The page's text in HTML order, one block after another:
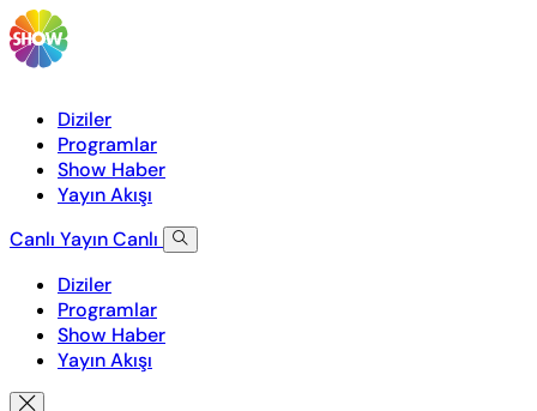
Diziler
Programlar
Show Haber
Yayın Akışı
Canlı YayınCanlı
Diziler
Programlar
Show Haber
Yayın Akışı